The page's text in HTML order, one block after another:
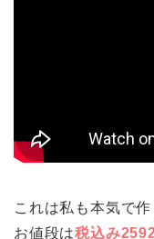
これは私も本気で作
お値段は税込み